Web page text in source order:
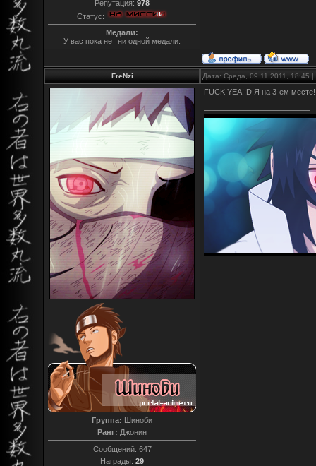
Репутация: 978
Статус:
Медали:
У вас пока нет ни одной медали.
FreNzi Дата: Среда, 09.11.2011, 18:45
Группа: Шиноби
Ранг: Джонин
Сообщений: 647
Награды: 29
FUCK YEA!:D Я на 3-ем